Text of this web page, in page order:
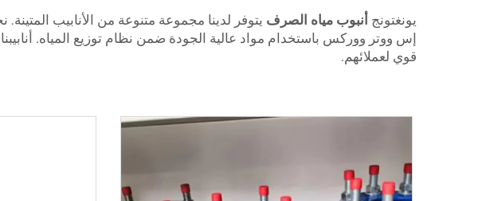
يونغتونج أنبوب مياه الصرف يتوفر لدينا مجموعة متنوعة من الأنابيب
إس ووتر ووركس باستخدام مواد عالية الجودة ضمن نظام توزيع المياه.
قوي لعملائهم.